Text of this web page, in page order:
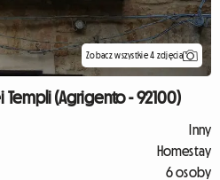
Zobacz wszystkie 4 zdjęcia
Templi (Agrigento - 92100)
Inny
Homestay
6 osoby